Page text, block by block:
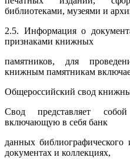
библиотеками, музеями и
2.5. Информация о
признаками книжных
памятников, для
книжным памятникам
Общероссийский свод
Свод представляет
включающую в себя банк
данных библиографического
документах и коллекциях,